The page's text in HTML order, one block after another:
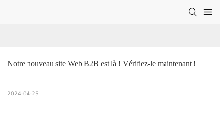
Notre nouveau site Web B2B est là ! Vérifiez-le maintenant !
2024-04-25